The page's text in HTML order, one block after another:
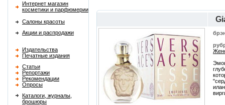
Интернет магазин
косметики и парфюмерии
Салоны красоты
Акции и распродажи
Издательства
Печатные издания
Статьи
Репортажи
Рекомендации
Опросы
Каталоги, журналы,
брошюры